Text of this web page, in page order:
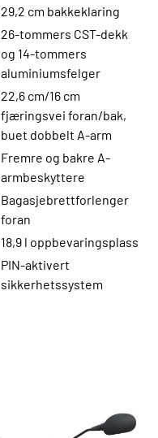
29,2 cm bakkeklaring
26-tommers CST-dekk
og 14-tommers
aluminiumsfelger
22,6 cm/16 cm
fjæringsvei foran/bak,
buet dobbelt A-arm
Fremre og bakre A-
armbeskyttere
Bagasjebrettforlenger
foran
18,9 l oppbevaringsplass
PIN-aktivert
sikkerhetssystem